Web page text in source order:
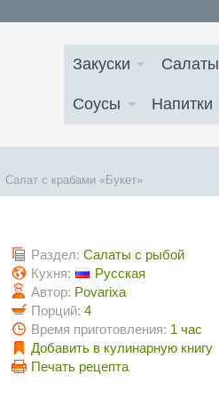
Закуски Салаты
Соусы Напитки
Салат с крабами «Букет»
Раздел: Салаты с рыбой
Кухня:
Русская
Автор: Povarixa
Порций: 4
Время приготовления: 1 час
Добавить в кулинарную книгу
Печать рецепта